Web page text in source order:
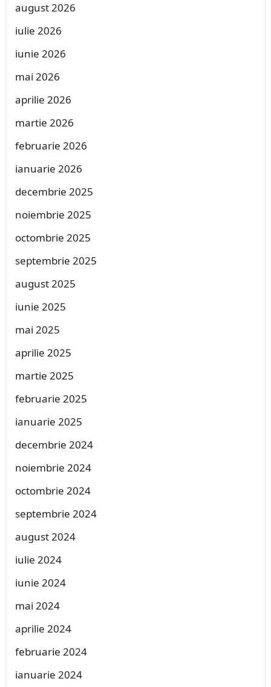
august 2026
iulie 2026
iunie 2026
mai 2026
aprilie 2026
martie 2026
februarie 2026
ianuarie 2026
decembrie 2025
noiembrie 2025
octombrie 2025
septembrie 2025
august 2025
iunie 2025
mai 2025
aprilie 2025
martie 2025
februarie 2025
ianuarie 2025
decembrie 2024
noiembrie 2024
octombrie 2024
septembrie 2024
august 2024
iulie 2024
iunie 2024
mai 2024
aprilie 2024
februarie 2024
ianuarie 2024